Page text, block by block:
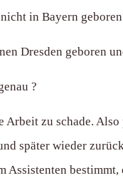
in Bayern
Dresden geboren
?
zu schade.
später wieder
Assistenten